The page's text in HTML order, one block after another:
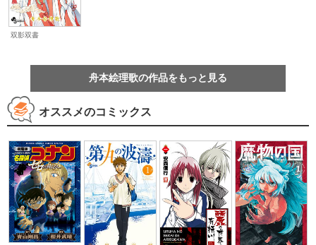
双影双書
舟本絵理歌の作品をもっと見る
オススメのコミックス